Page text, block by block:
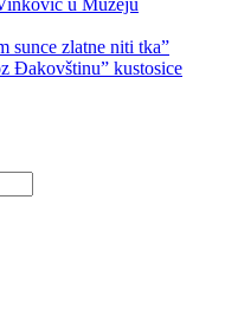
u Muzeju
sunce zlatne niti tka”
Đakovštinu” kustosice